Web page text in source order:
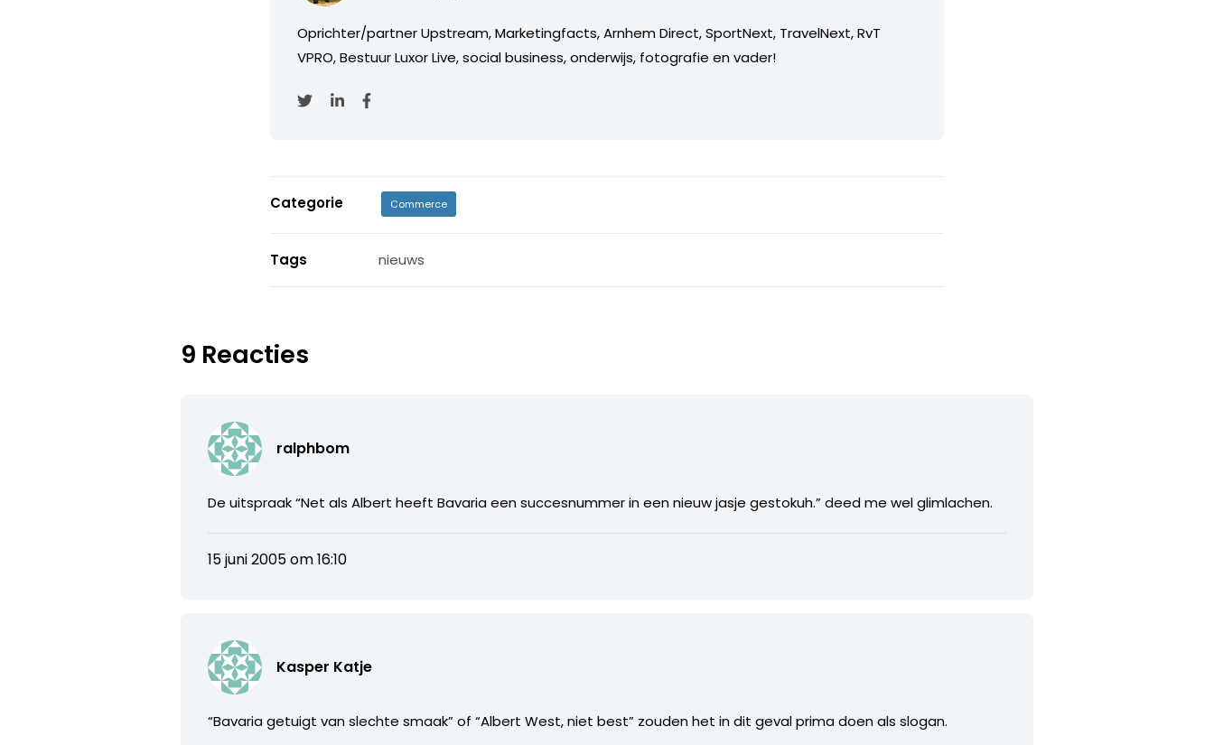
Oprichter/partner Upstream, Marketingfacts, Arnhem Direct, SportNext, TravelNext, RvT
VPRO, Bestuur Luxor Live, social business, onderwijs, fotografie en vader!
Categorie Commerce
Tags nieuws
9 Reacties
ralphbom
De uitspraak “Net als Albert heeft Bavaria een succesnummer in een nieuw jasje gestokuh.” deed me wel glimlachen.
15 juni 2005 om 16:10
Kasper Katje
“Bavaria getuigt van slechte smaak” of “Albert West, niet best” zouden het in dit geval prima doen als slogan.